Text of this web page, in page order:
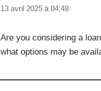
13 avril 2025 à 04:48
Are you considering a
what options may be